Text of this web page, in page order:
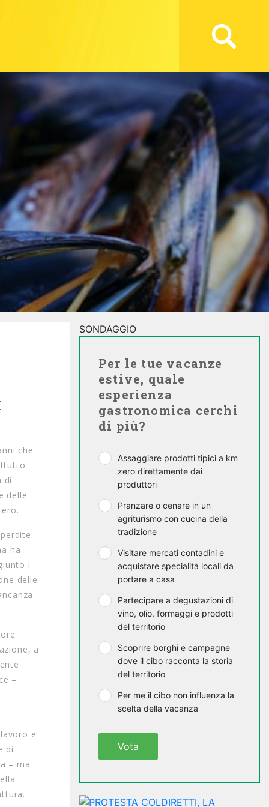
che
di
delle
ha
i
delle
a
–
e
di
– ma
SONDAGGIO
Per le tue vacanze
estive, quale
esperienza
gastronomica cerchi
di più?
Assaggiare prodotti tipici a km
zero direttamente dai
produttori
Pranzare o cenare in un
agriturismo con cucina della
tradizione
Visitare mercati contadini e
acquistare specialità locali da
portare a casa
Partecipare a degustazioni di
vino, olio, formaggi e prodotti
del territorio
Scoprire borghi e campagne
dove il cibo racconta la storia
del territorio
Per me il cibo non influenza la
scelta della vacanza
Vota